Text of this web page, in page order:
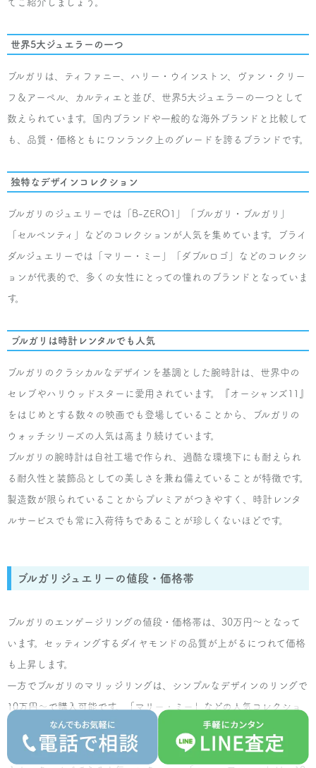
フェディ リング1PD
¥25,000
フェディ リング3PD
¥30,000
フェディ リング7PD
ブルガリ
マリー・ミー ウェディング リング フルダイ
¥125,000
ブルガリ
マリー・ミー ウェディング リング
¥20,000
ブルガリ
マリー・ミー ペアリング
ブルガリ
マリー・ミー リング
¥30,000
てご紹介しましょう。
世界5大ジュエラーの一つ
ブルガリは、ティファニー、ハリー・ウインストン、ヴァン・クリー
フ＆アーペル、カルティエと並び、世界5大ジュエラーの一つとして
数えられています。国内ブランドや一般的な海外ブランドと比較して
も、品質・価格ともにワンランク上のグレードを誇るブランドです。
独特なデザインコレクション
ブルガリのジュエリーでは「B-ZERO1」「ブルガリ・ブルガリ」
「セルペンティ」などのコレクションが人気を集めています。ブライ
ダルジュエリーでは「マリー・ミー」「ダブルロゴ」などのコレクシ
ョンが代表的で、多くの女性にとっての憧れのブランドとなっていま
す。
ブルガリは時計レンタルでも人気
ブルガリのクラシカルなデザインを基調とした腕時計は、世界中の
セレブやハリウッドスターに愛用されています。『オーシャンズ11』
をはじめとする数々の映画でも登場していることから、ブルガリの
ウォッチシリーズの人気は高まり続けています。
ブルガリの腕時計は自社工場で作られ、過酷な環境下にも耐えられ
る耐久性と装飾品としての美しさを兼ね備えていることが特徴です。
製造数が限られていることからプレミアがつきやすく、時計レンタ
ルサービスでも常に入荷待ちであることが珍しくないほどです。
ブルガリジュエリーの値段・価格帯
ブルガリのエンゲージリングの値段・価格帯は、30万円〜となって
います。セッティングするダイヤモンドの品質が上がるにつれて価格
も上昇します。
一方でブルガリのマリッジリングは、シンプルなデザインのリングで
10万円〜で購入可能です。「マリー・ミー」などの人気コレクショ
ンは20万円〜70万円のリングも販売されています。インナーストー
ンをルビー・サファイア・エメラルド・ダイヤモンドの四大宝石か